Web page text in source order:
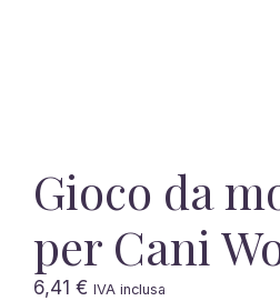
Gioco da
per Cani
6,41 € IVA inclusa